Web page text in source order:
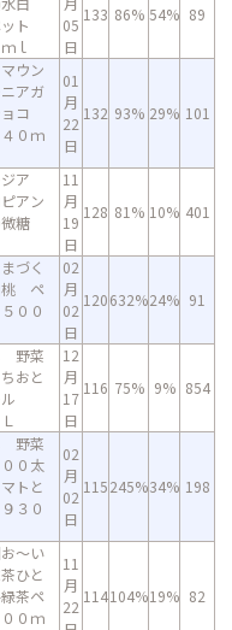
ト
ｌ
05
日
133 86% 54% 89
ウン
アガ
コ
０ｍ
01
月
22
日
132 93% 29% 101
ジア
アン
微糖
11
月
19
日
128 81% 10% 401
づく
ペ
００
02
月
02
日
120632%24% 91
野菜
おと
ル
12
月
17
日
116 75% 9% 854
野菜
０太
トと
３０
02
月
02
日
115245%34% 198
～い
ひと
茶ペ
０ｍ
11
月
22
114104%19% 82